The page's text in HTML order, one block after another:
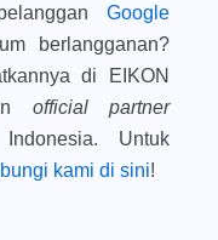
Google
berlangganan?
di EIKON
official partner
Untuk
kami di sini!